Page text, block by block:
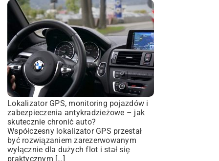
Lokalizator GPS, monitoring pojazdów i
zabezpieczenia antykradzieżowe – jak
skutecznie chronić auto?
Współczesny lokalizator GPS przestał
być rozwiązaniem zarezerwowanym
wyłącznie dla dużych flot i stał się
praktycznym […]